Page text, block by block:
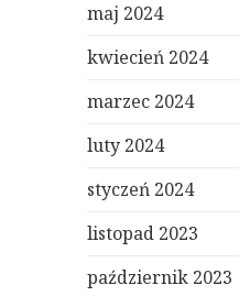
maj 2024
kwiecień 2024
marzec 2024
luty 2024
styczeń 2024
listopad 2023
październik 2023